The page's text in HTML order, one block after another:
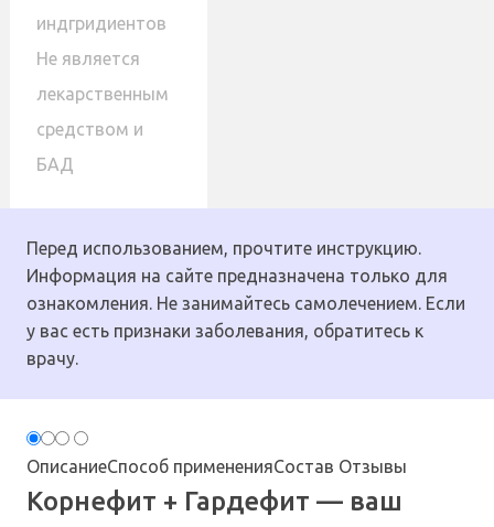
индгридиентов
Не является
лекарственным
средством и
БАД
Перед использованием, прочтите инструкцию.
Информация на сайте предназначена только для
ознакомления. Не занимайтесь самолечением. Если
у вас есть признаки заболевания, обратитесь к
врачу.
ОписаниеСпособ примененияСостав Отзывы
Корнефит + Гардефит — ваш